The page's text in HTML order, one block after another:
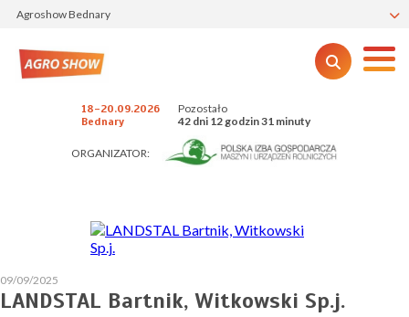
Agroshow Bednary
18-20.09.2026
Bednary
Pozostało
42 dni 12 godzin 31 minuty
ORGANIZATOR:
09/09/2025
LANDSTAL Bartnik, Witkowski Sp.j.